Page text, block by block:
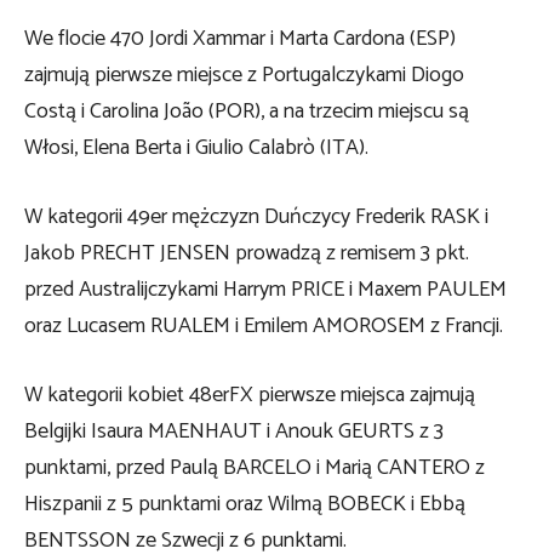
We flocie 470 Jordi Xammar i Marta Cardona (ESP)
zajmują pierwsze miejsce z Portugalczykami Diogo
Costą i Carolina João (POR), a na trzecim miejscu są
Włosi, Elena Berta i Giulio Calabrò (ITA).
W kategorii 49er mężczyzn Duńczycy Frederik RASK i
Jakob PRECHT JENSEN prowadzą z remisem 3 pkt.
przed Australijczykami Harrym PRICE i Maxem PAULEM
oraz Lucasem RUALEM i Emilem AMOROSEM z Francji.
W kategorii kobiet 48erFX pierwsze miejsca zajmują
Belgijki Isaura MAENHAUT i Anouk GEURTS z 3
punktami, przed Paulą BARCELO i Marią CANTERO z
Hiszpanii z 5 punktami oraz Wilmą BOBECK i Ebbą
BENTSSON ze Szwecji z 6 punktami.